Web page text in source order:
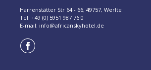
Harrenstätter Str 64 - 66, 49757, Werlte
Tel: +49 (0) 5951 987 76 0
E-mail: info@africanskyhotel.de